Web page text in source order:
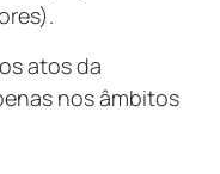
atos da
nos âmbitos